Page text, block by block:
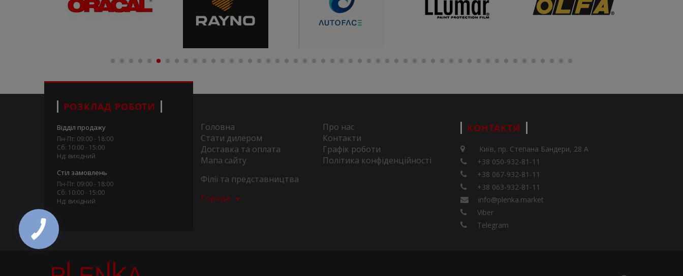
РОЗКЛАД РОБОТИ
Відділ продажу
Пн-Пт: 09:00 - 18:00
Сб: 10:00 - 15:00
Нд: вихідний
Стіл замовлень
Пн-Пт: 09:00 - 18:00
Сб: 10:00 - 15:00
Нд: вихідний
Головна
Про нас
Стати дилером
Контакти
Доставка та оплата
Графік роботи
Мапа сайту
Політика конфіденційності
Філії та представництва
Города
КОНТАКТИ
Київ, пр. Степана Бандери, 28 А
+38 050-932-81-11
+38 067-932-81-11
+38 063-932-81-11
info@plenka.market
Viber
Telegram